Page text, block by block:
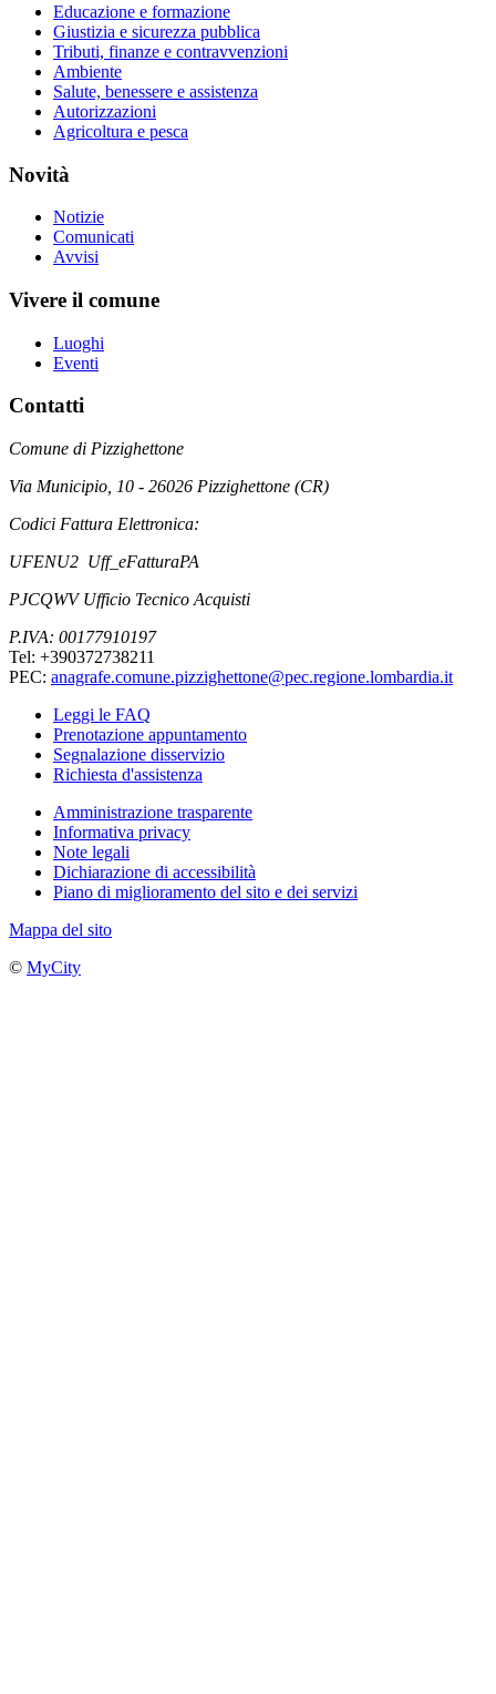
Educazione e formazione
Giustizia e sicurezza pubblica
Tributi, finanze e contravvenzioni
Ambiente
Salute, benessere e assistenza
Autorizzazioni
Agricoltura e pesca
Novità
Notizie
Comunicati
Avvisi
Vivere il comune
Luoghi
Eventi
Contatti
Comune di Pizzighettone
Via Municipio, 10 - 26026 Pizzighettone (CR)
Codici Fattura Elettronica:
UFENU2 Uff_eFatturaPA
PJCQWV Ufficio Tecnico Acquisti
P.IVA: 00177910197
Tel: +390372738211
PEC: anagrafe.comune.pizzighettone@pec.regione.lombardia.it
Leggi le FAQ
Prenotazione appuntamento
Segnalazione disservizio
Richiesta d'assistenza
Amministrazione trasparente
Informativa privacy
Note legali
Dichiarazione di accessibilità
Piano di miglioramento del sito e dei servizi
Mappa del sito
© MyCity